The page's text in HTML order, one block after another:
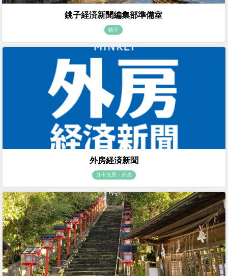
銚子経済新聞編集部準備室
銚子
外房経済新聞
九十九里・外房